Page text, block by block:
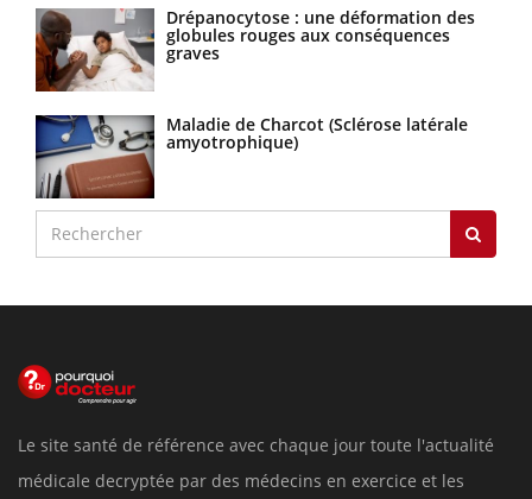
Drépanocytose : une déformation des
globules rouges aux conséquences
graves
Maladie de Charcot (Sclérose latérale
amyotrophique)
Le site santé de référence avec chaque jour toute l'actualité
médicale decryptée par des médecins en exercice et les